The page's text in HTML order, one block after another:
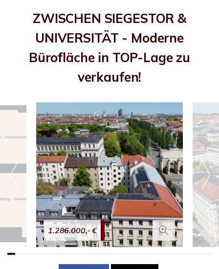
ZWISCHEN SIEGESTOR &
UNIVERSITÄT - Moderne
Bürofläche in TOP-Lage zu
verkaufen!
1.286.000,- €